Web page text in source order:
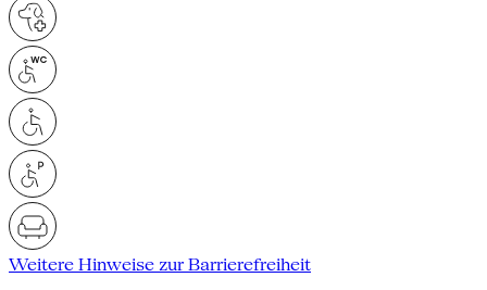
Weitere Hinweise zur Barrierefreiheit